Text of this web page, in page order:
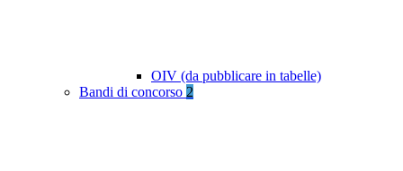
OIV (da pubblicare in tabelle)
Bandi di concorso 2